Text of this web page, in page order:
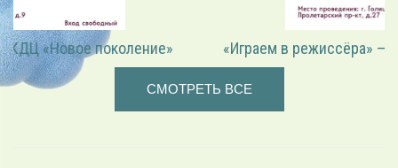
«Играем в режиссёра» — театрализованная программа
СМОТРЕТЬ ВСЕ